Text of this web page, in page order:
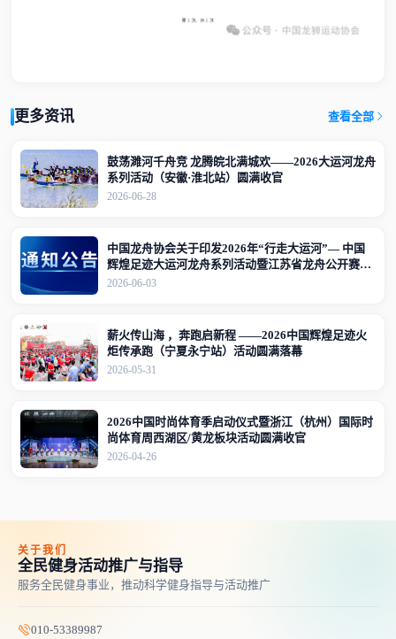
更多资讯 查看全部
鼓荡濉河千舟竞 龙腾皖北满城欢——2026大运河龙舟
系列活动（安徽·淮北站）圆满收官
2026-06-28
中国龙舟协会关于印发2026年“行走大运河”— 中国
辉煌足迹大运河龙舟系列活动暨江苏省龙舟公开赛
（江苏·宜兴站）竞赛规程的通知
2026-06-03
薪火传山海 ，奔跑启新程 ——2026中国辉煌足迹火
炬传承跑（宁夏永宁站）活动圆满落幕
2026-05-31
2026中国时尚体育季启动仪式暨浙江（杭州）国际时
尚体育周西湖区/黄龙板块活动圆满收官
2026-04-26
关于我们
全民健身活动推广与指导
服务全民健身事业，推动科学健身指导与活动推广
010-53389987